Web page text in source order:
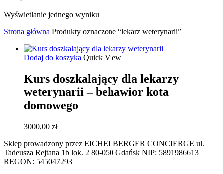
Wyświetlanie jednego wyniku
Strona główna Produkty oznaczone “lekarz weterynarii”
Dodaj do koszyka Quick View
Kurs doszkalający dla lekarzy
weterynarii – behawior kota
domowego
3000,00 zł
Sklep prowadzony przez EICHELBERGER CONCIERGE ul.
Tadeusza Rejtana 1b lok. 2 80-050 Gdańsk NIP: 5891986613
REGON: 545047293